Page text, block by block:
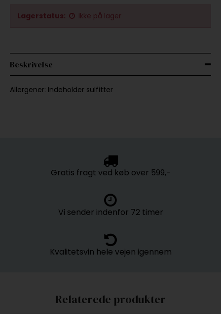
Lagerstatus: Ikke på lager
Beskrivelse
Allergener: Indeholder sulfitter
Gratis fragt ved køb over 599,-
Vi sender indenfor 72 timer
Kvalitetsvin hele vejen igennem
Relaterede produkter